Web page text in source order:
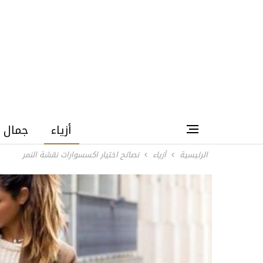
أزياء جمال
الرئيسية أزياء نصائح اختيار اكسسوارات نقشة النمر